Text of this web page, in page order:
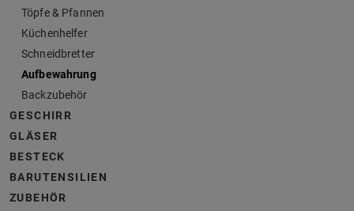
Töpfe & Pfannen
Küchenhelfer
Schneidbretter
Aufbewahrung
Backzubehör
GESCHIRR
GLÄSER
BESTECK
BARUTENSILIEN
ZUBEHÖR